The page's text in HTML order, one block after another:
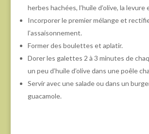
herbes hachées, l’huile d’olive, la levure
Incorporer le premier mélange et
l’assaisonnement.
Former des boulettes et aplatir.
Dorer les galettes 2 à 3 minutes de
un peu d’huile d’olive dans une poêle
Servir avec une salade ou dans un
guacamole.